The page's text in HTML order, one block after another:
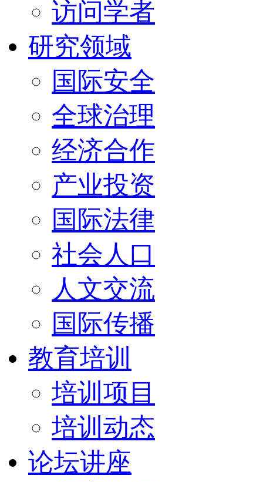
访问学者
研究领域
国际安全
全球治理
经济合作
产业投资
国际法律
社会人口
人文交流
国际传播
教育培训
培训项目
培训动态
论坛讲座